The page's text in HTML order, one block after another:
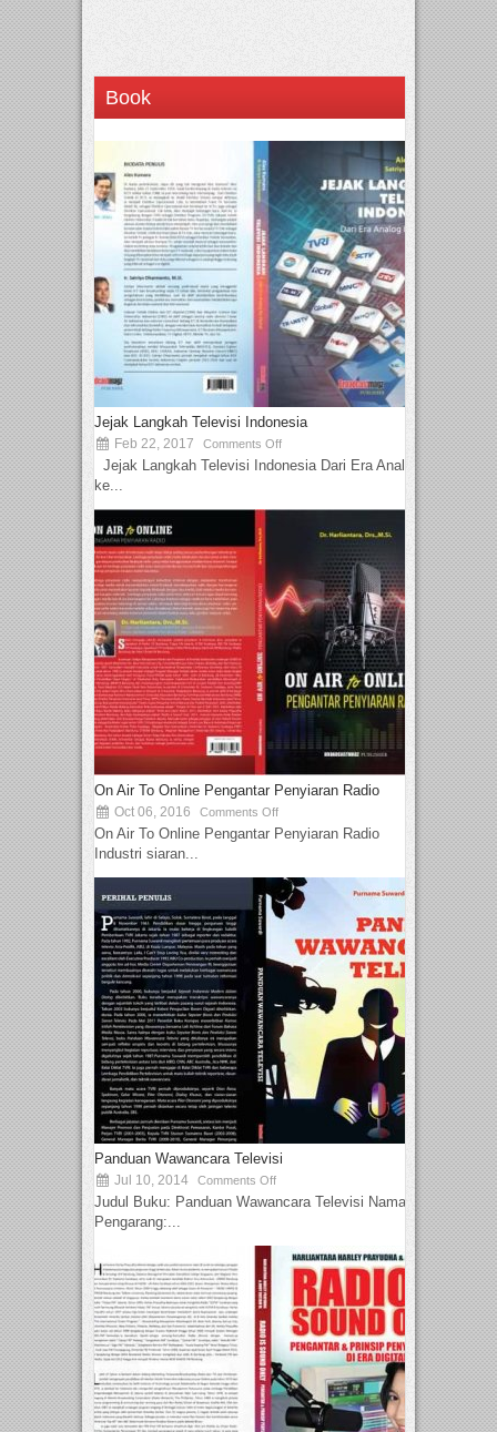
Book
Jejak Langkah Televisi Indonesia
Feb 22, 2017 Comments Off
Jejak Langkah Televisi Indonesia Dari Era Analog
ke...
On Air To Online Pengantar Penyiaran Radio
Oct 06, 2016 Comments Off
On Air To Online Pengantar Penyiaran Radio
Industri siaran...
Panduan Wawancara Televisi
Jul 10, 2014 Comments Off
Judul Buku: Panduan Wawancara Televisi Nama
Pengarang:...